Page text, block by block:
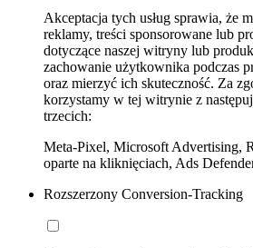
Akceptacja tych usług sprawia, że
reklamy, treści sponsorowane lub
dotyczące naszej witryny lub
zachowanie użytkownika podczas
oraz mierzyć ich skuteczność. Za
korzystamy w tej witrynie z
trzecich:
Meta-Pixel, Microsoft Advertising,
oparte na kliknięciach, Ads
Rozszerzony Conversion-Tracking